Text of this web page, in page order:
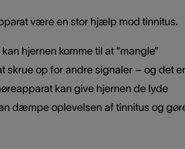
være en stor hjælp mod tinnitus.
hjernen komme til at “mangle”
skrue op for andre signaler – og det er
kan give hjernen de lyde
dæmpe oplevelsen af tinnitus og